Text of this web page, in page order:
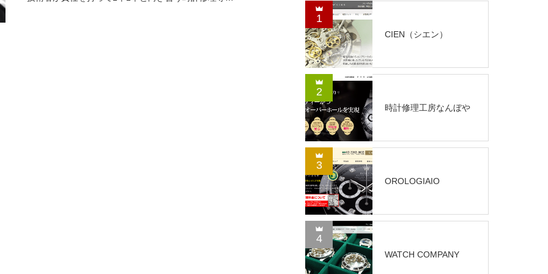
1
CIEN（シエン）
2
時計修理工房なんぼや
3
OROLOGIAIO
4
WATCH COMPANY